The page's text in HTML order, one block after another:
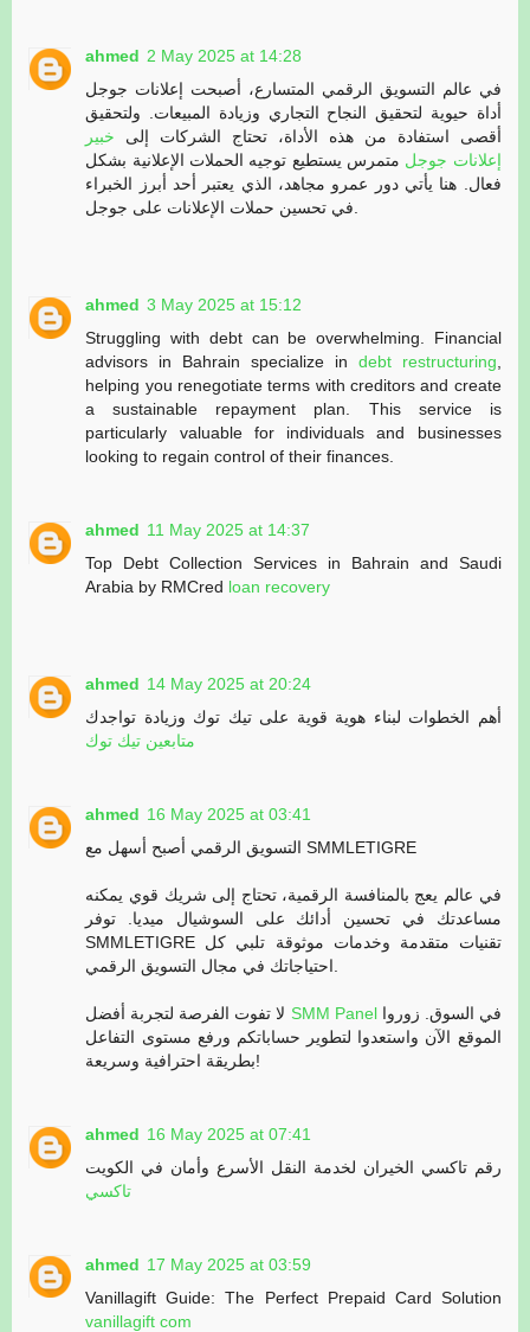
ahmed 2 May 2025 at 14:28
في عالم التسويق الرقمي المتسارع، أصبحت إعلانات جوجل
أداة حيوية لتحقيق النجاح التجاري وزيادة المبيعات. ولتحقيق
أقصى استفادة من هذه الأداة، تحتاج الشركات إلى خبير
إعلانات جوجل متمرس يستطيع توجيه الحملات الإعلانية بشكل
فعال. هنا يأتي دور عمرو مجاهد، الذي يعتبر أحد أبرز الخبراء
ahmed 3 May 2025 at 15:12
Struggling with debt can be overwhelming. Financial
advisors in Bahrain specialize in debt restructuring
helping you renegotiate terms with creditors and create
a sustainable repayment plan. This service is
particularly valuable for individuals and businesses
looking to regain control of their finances.
ahmed 11 May 2025 at 14:37
Top Debt Collection Services in Bahrain and Saudi
Arabia by RMCred loan recovery
ahmed 14 May 2025 at 20:24
أهم الخطوات لبناء هوية قوية على تيك توك وزيادة تواجدك
متابعين تيك توك
ahmed 16 May 2025 at 03:41
التسويق الرقمي أصبح أسهل مع SMMLETIGRE
في عالم يعج بالمنافسة الرقمية، تحتاج إلى شريك قوي يمكنه
مساعدتك في تحسين أدائك على السوشيال ميديا. توفر
SMMLETIGRE تقنيات متقدمة وخدمات موثوقة تلبي كل
SMM Panelفي السوق. زوروا
الموقع الآن واستعدوا لتطوير حساباتكم ورفع مستوى التفاعل
بطريقة احترافية وسريعة!
ahmed 16 May 2025 at 07:41
رقم تاكسي الخيران لخدمة النقل الأسرع وأمان في الكويت
تاكسي
ahmed 17 May 2025 at 03:59
Vanillagift Guide: The Perfect Prepaid Card Solution
vanillagift com